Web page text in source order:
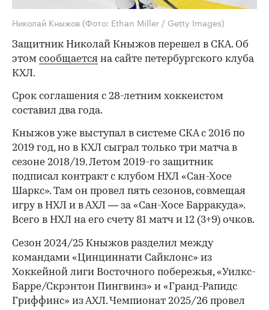
Николай Кныжов (Фото: Ethan Miller / Getty Images)
Защитник Николай Кныжов перешел в СКА. Об
этом сообщается на сайте петербургского клуба
КХЛ.
Срок соглашения с 28-летним хоккеистом
составил два года.
Кныжов уже выступал в системе СКА с 2016 по
2019 год, но в КХЛ сыграл только три матча в
сезоне 2018/19. Летом 2019-го защитник
подписал контракт с клубом НХЛ «Сан-Хосе
Шаркс». Там он провел пять сезонов, совмещая
игру в НХЛ и в АХЛ — за «Сан-Хосе Барракуда».
Всего в НХЛ на его счету 81 матч и 12 (3+9) очков.
Сезон 2024/25 Кныжов разделил между
командами «Цинциннати Сайклонс» из
Хоккейной лиги Восточного побережья, «Уилкс-
Барре/Скрэнтон Пингвинз» и «Гранд-Рапидс
Гриффинс» из АХЛ. Чемпионат 2025/26 провел